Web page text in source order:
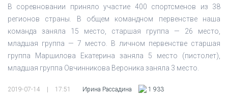
В соревновании приняло участие 400 спортсменов из 38
регионов страны. В общем командном первенстве наша
команда заняла 15 место, старшая группа — 26 место,
младшая группа — 7 место. В личном первенстве старшая
группа Маршилова Екатерина заняла 5 место (пистолет),
младшая группа Овчинникова Вероника заняла 3 место.
2019-07-14 17:51 Ирина Рассадина 1 933